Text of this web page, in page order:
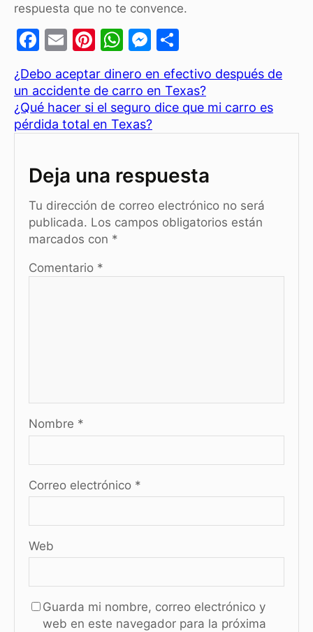
respuesta que no te convence.
F
c
e
b
o
k
E
m
ai
l
Pi
nt
er
e
st
W
at
s
A
p
M
s
s
e
g
er
o
m
p
ar
¿Debo aceptar dinero en efectivo después de
un accidente de carro en Texas?
¿Qué hacer si el seguro dice que mi carro es
pérdida total en Texas?
Deja una respuesta
Tu dirección de correo electrónico no será
publicada. Los campos obligatorios están
marcados con *
Comentario *
Nombre *
Correo electrónico *
Web
Guarda mi nombre, correo electrónico y
web en este navegador para la próxima